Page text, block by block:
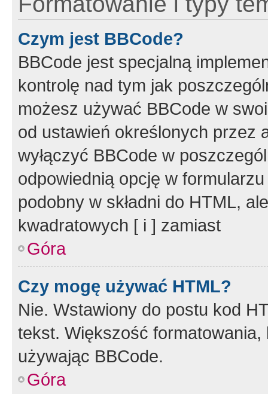
Czym jest BBCode?
BBCode jest specjalną
kontrolę nad tym jak
możesz używać BBCode w
od ustawień określonych przez
wyłączyć BBCode w
odpowiednią opcję w
podobny w składni do HTML,
kwadratowych [ i ] zamiast
Góra
Czy mogę używać HTML?
Nie. Wstawiony do postu kod
tekst. Większość
używając BBCode.
Góra